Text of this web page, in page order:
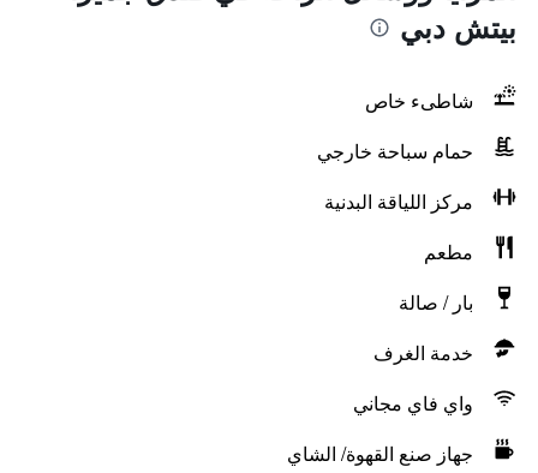
بيتش دبي
شاطىء خاص
حمام سباحة خارجي
مركز اللياقة البدنية
مطعم
بار / صالة
خدمة الغرف
واي فاي مجاني
جهاز صنع القهوة/ الشاي